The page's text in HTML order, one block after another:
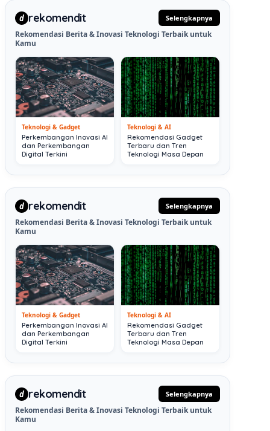
d rekomendit Selengkapnya
Rekomendasi Berita & Inovasi Teknologi Terbaik untuk
Kamu
Teknologi & Gadget
Perkembangan Inovasi AI
dan Perkembangan
Digital Terkini
Teknologi & AI
Rekomendasi Gadget
Terbaru dan Tren
Teknologi Masa Depan
d rekomendit Selengkapnya
Rekomendasi Berita & Inovasi Teknologi Terbaik untuk
Kamu
Teknologi & Gadget
Perkembangan Inovasi AI
dan Perkembangan
Digital Terkini
Teknologi & AI
Rekomendasi Gadget
Terbaru dan Tren
Teknologi Masa Depan
d rekomendit Selengkapnya
Rekomendasi Berita & Inovasi Teknologi Terbaik untuk
Kamu